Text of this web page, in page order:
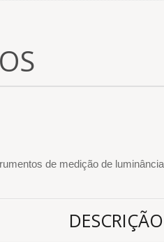
de medição de
DESCRIÇÃO